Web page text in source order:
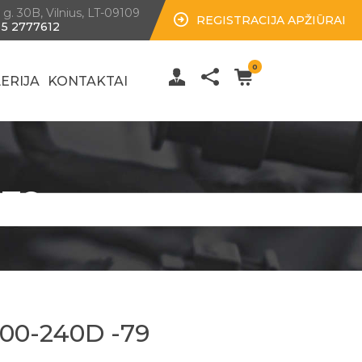
REGISTRACIJA APŽIŪRAI
30B, Vilnius, LT-09109
2777612
KONTAKTAI
0
240D -79